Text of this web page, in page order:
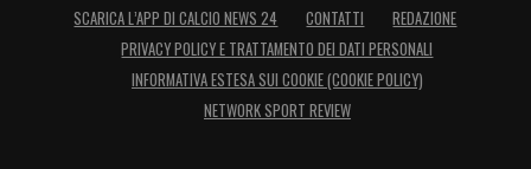
SCARICA L’APP DI CALCIO NEWS 24 CONTATTI
REDAZIONE
PRIVACY POLICY E TRATTAMENTO DEI DATI PERSONALI
INFORMATIVA ESTESA SUI COOKIE (COOKIE POLICY)
NETWORK SPORT REVIEW